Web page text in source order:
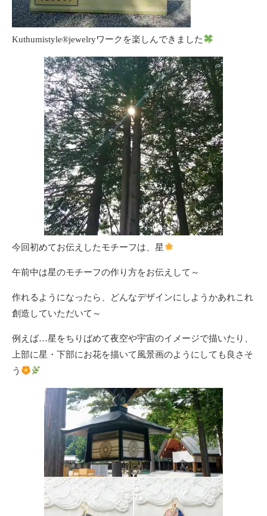
Kuthumistyle®️jewelryワークを楽しんできました
今回初めてお伝えしたモチーフは、星
午前中は星のモチーフの作り方をお伝えして～
作れるようになったら、どんなデザインにしようかあれこれ
創造していただいて～
例えば…星をちりばめて夜空や宇宙のイメージで描いたり、
上部に星・下部にお花を描いて風景画のようにしても良さそ
う